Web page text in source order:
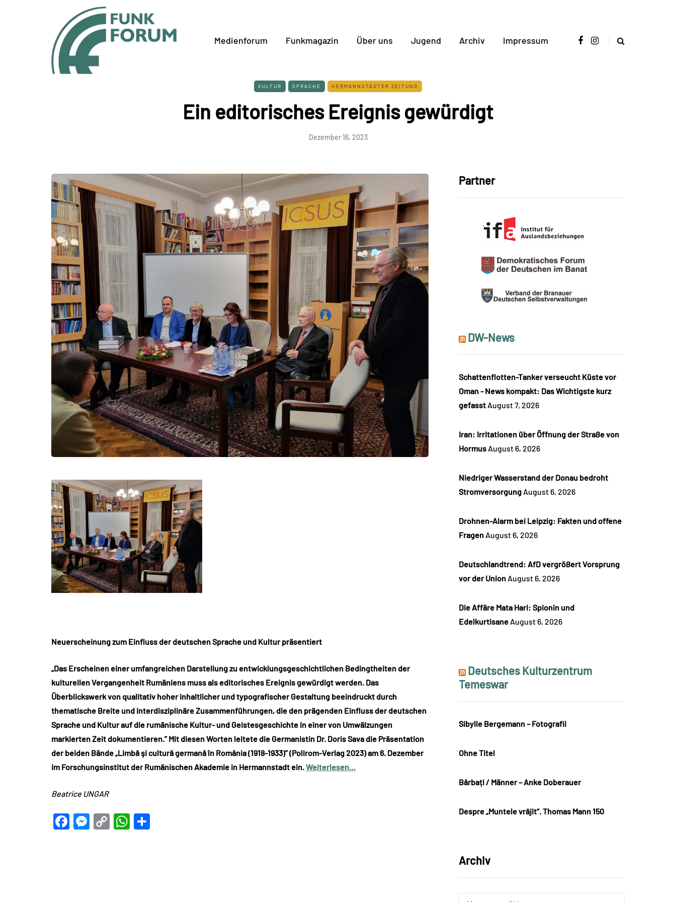
Medienforum Funkmagazin Über uns Jugend Archiv Impressum
KULTUR SPRACHE HERMANNSTÄDTER ZEITUNG
Ein editorisches Ereignis gewürdigt
Dezember 16, 2023
Neuerscheinung zum Einfluss der deutschen Sprache und Kultur präsentiert
„Das Erscheinen einer umfangreichen Darstellung zu entwicklungsgeschichtlichen Bedingtheiten der
kulturellen Vergangenheit Rumäniens muss als editorisches Ereignis gewürdigt werden. Das
Überblickswerk von qualitativ hoher inhaltlicher und typografischer Gestaltung beeindruckt durch
thematische Breite und interdisziplinäre Zusammenführungen, die den prägenden Einfluss der deutschen
Sprache und Kultur auf die rumänische Kultur- und Geistesgeschichte in einer von Umwälzungen
markierten Zeit dokumentieren.” Mit diesen Worten leitete die Germanistin Dr. Doris Sava die Präsentation
der beiden Bände „Limbă şi cultură germană în România (1918-1933)” (Polirom-Verlag 2023) am 6. Dezember
im Forschungsinstitut der Rumänischen Akademie in Hermannstadt ein.Weiterlesen…
Beatrice UNGAR
Facebook
Messenger
CopyWhatsApp
Partner
DW-News
Schattenflotten-Tanker verseucht Küste vor
Oman - News kompakt: Das Wichtigste kurz
gefasst August 7, 2026
Iran: Irritationen über Öffnung der Straße von
Hormus August 6, 2026
Niedriger Wasserstand der Donau bedroht
Stromversorgung August 6, 2026
Drohnen-Alarm bei Leipzig: Fakten und offene
Fragen August 6, 2026
Deutschlandtrend: AfD vergrößert Vorsprung
vor der Union August 6, 2026
Die Affäre Mata Hari: Spionin und
Edelkurtisane August 6, 2026
Deutsches Kulturzentrum
Temeswar
Sibylle Bergemann – Fotografii
Ohne Titel
Bărbați / Männer – Anke Doberauer
Despre „Muntele vrăjit“. Thomas Mann 150
Archiv
Archiv
Archiv